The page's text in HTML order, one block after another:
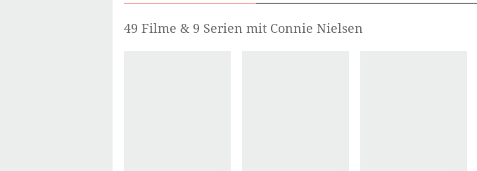
49 Filme & 9 Serien mit Connie Nielsen